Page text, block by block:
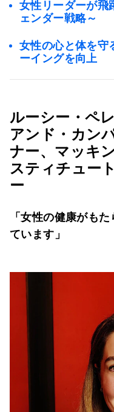
女性リーダーが飛
ェンダー戦略～
女性の心と体を守
ーイングを向上
ルーシー・ペ
アンド・カン
ナー、マッキ
スティチュー
ー
「女性の健康がも
ています」